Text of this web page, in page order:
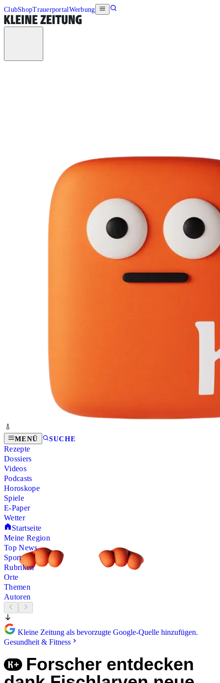
ClubShopTrauerportalWerbung
MENÜ SUCHE
Rezepte
Dossiers
Videos
Podcasts
Horoskope
Spiele
E-Paper
Wetter
Startseite
Meine Region
Top News
Sport
Rubriken
Orte
Themen
Autoren
Kleine Zeitung als bevorzugte Google-Quelle hinzufügen.
Gesundheit & Fitness
Forscher entdecken